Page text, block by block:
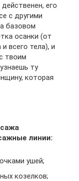
его
с другими
базовом
осанки (от
всего тела), и
твоим
ту
которая
линии:
ушей;
козелков;